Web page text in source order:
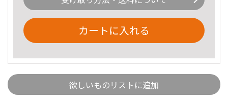
カートに入れる
欲しいものリストに追加